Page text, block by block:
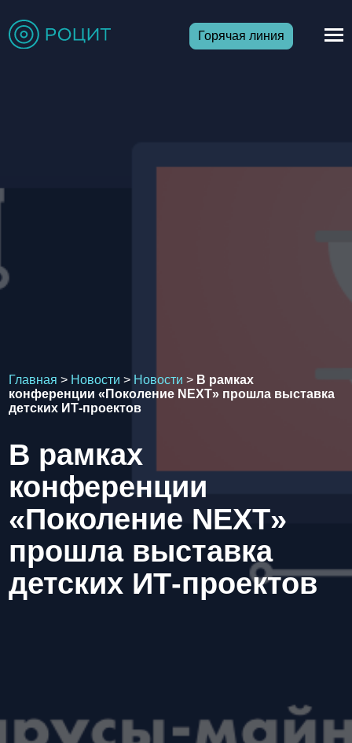
Горячая линия
Главная > Новости > Новости > В рамках
конференции «Поколение NEXT» прошла выставка
детских ИТ-проектов
В рамках
конференции
«Поколение NEXT»
прошла выставка
детских ИТ-проектов